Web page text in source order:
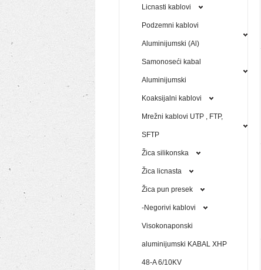
Licnasti kablovi
Podzemni kablovi
Aluminijumski (Al)
Samonoseći kabal
Aluminijumski
Koaksijalni kablovi
Mrežni kablovi UTP , FTP,
SFTP
Žica silikonska
Žica licnasta
Žica pun presek
-Negorivi kablovi
Visokonaponski
aluminijumski KABAL XHP
48-A 6/10KV